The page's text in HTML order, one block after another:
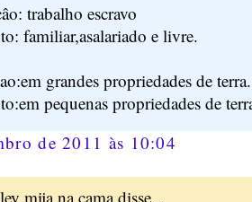
trabalho escravo
familiar,asalariado e livre.
grandes propriedades de terra.
pequenas propriedades de
de 2011 às 10:04
mija na cama disse...